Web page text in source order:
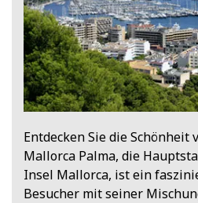
Entdecken Sie die Schönheit
Mallorca Palma, die
Insel Mallorca, ist ein
Besucher mit seiner